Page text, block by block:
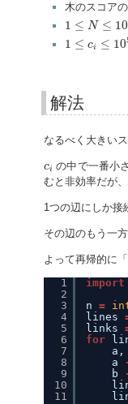
木のスコア
1 ≤ N ≤ 10
1 N ≤10 4
1 ≤ ci ≤ 10
解法
なるべく大きい
ci
ci の中で一番小
むと非効率だが
1つの辺にしか接
その辺のもう一
よって再帰的に
1
2
3
4
5
6
7
8
9
10
11
import
n =
lines
links
for
a
b